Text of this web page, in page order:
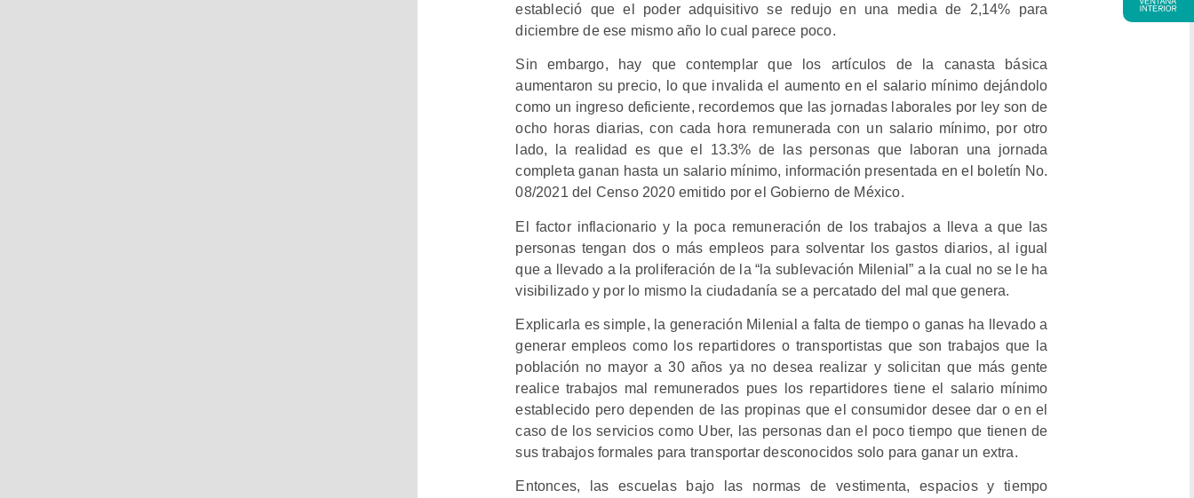
estableció que el poder adquisitivo se redujo en una media de 2,14% para
diciembre de ese mismo año lo cual parece poco.
Sin embargo, hay que contemplar que los artículos de la canasta básica
aumentaron su precio, lo que invalida el aumento en el salario mínimo dejándolo
como un ingreso deficiente, recordemos que las jornadas laborales por ley son de
ocho horas diarias, con cada hora remunerada con un salario mínimo, por otro
lado, la realidad es que el 13.3% de las personas que laboran una jornada
completa ganan hasta un salario mínimo, información presentada en el boletín No.
08/2021 del Censo 2020 emitido por el Gobierno de México.
El factor inflacionario y la poca remuneración de los trabajos a lleva a que las
personas tengan dos o más empleos para solventar los gastos diarios, al igual
que a llevado a la proliferación de la “la sublevación Milenial” a la cual no se le ha
visibilizado y por lo mismo la ciudadanía se a percatado del mal que genera.
Explicarla es simple, la generación Milenial a falta de tiempo o ganas ha llevado a
generar empleos como los repartidores o transportistas que son trabajos que la
población no mayor a 30 años ya no desea realizar y solicitan que más gente
realice trabajos mal remunerados pues los repartidores tiene el salario mínimo
establecido pero dependen de las propinas que el consumidor desee dar o en el
caso de los servicios como Uber, las personas dan el poco tiempo que tienen de
sus trabajos formales para transportar desconocidos solo para ganar un extra.
Entonces, las escuelas bajo las normas de vestimenta, espacios y tiempo